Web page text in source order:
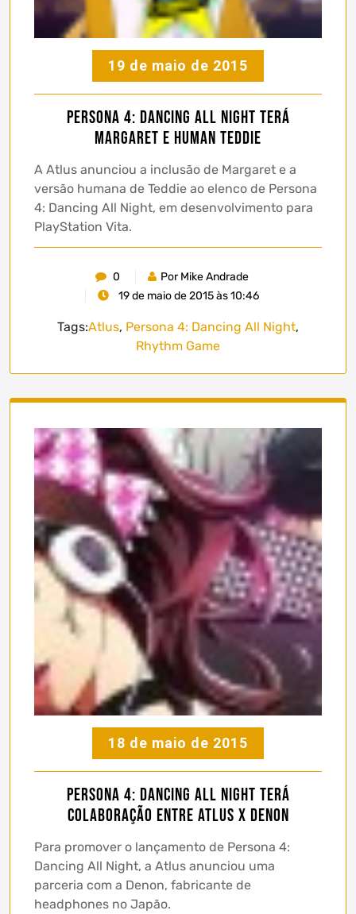
19 de maio de 2015
Persona 4: Dancing All Night terá
Margaret e Human Teddie
A Atlus anunciou a inclusão de Margaret e a
versão humana de Teddie ao elenco de Persona
4: Dancing All Night, em desenvolvimento para
PlayStation Vita.
0
Por Mike Andrade
19 de maio de 2015 às 10:46
Tags:Atlus, Persona 4: Dancing All Night,
Rhythm Game
18 de maio de 2015
Persona 4: Dancing All Night terá
colaboração entre Atlus x Denon
Para promover o lançamento de Persona 4:
Dancing All Night, a Atlus anunciou uma
parceria com a Denon, fabricante de
headphones no Japão.